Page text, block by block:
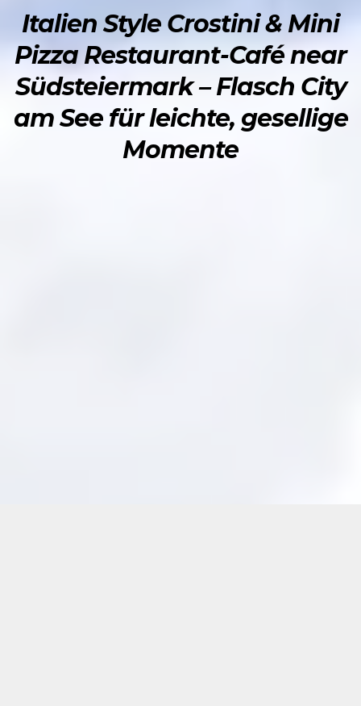
Italien Style Crostini & Mini
Pizza Restaurant-Café near
Südsteiermark – Flasch City
am See für leichte, gesellige
Momente